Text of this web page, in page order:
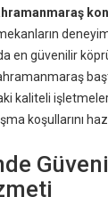
en güvenilir
kaliteli
koşullarını